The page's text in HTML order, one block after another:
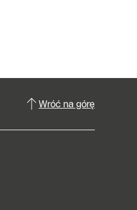
Wróć na górę